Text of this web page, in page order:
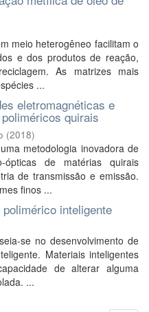
meio heterogêneo facilitam o
e dos produtos de reação,
As matrizes mais
...
eletromagnéticas e
quirais
(2018)
metodologia inovadora de
ópticas de matérias quirais
de transmissão e emissão.
finos ...
inteligente
se no desenvolvimento de
Materiais inteligentes
de alterar alguma
...